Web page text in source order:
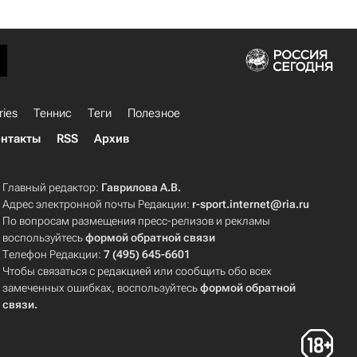
Теннис Теги
Полезное
RSS Архив
Главный редактор: Гаврилова А.В.
Адрес электронной почты Редакции: r-sport.internet@ria.ru
По вопросам размещения пресс-релизов и рекламы
воспользуйтесьформой обратной связи
Телефон Редакции:7 (495) 645-6601
Чтобы связаться с редакцией или сообщить обо всех
замеченных ошибках, воспользуйтесьформой обратной
связи.